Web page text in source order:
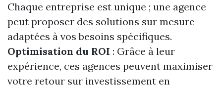
Chaque entreprise est unique ; une agence
peut proposer des solutions sur mesure
adaptées à vos besoins spécifiques.
Optimisation du ROI : Grâce à leur
expérience, ces agences peuvent maximiser
votre retour sur investissement en